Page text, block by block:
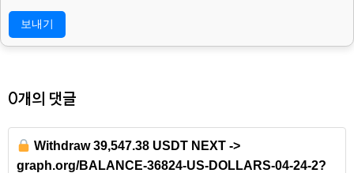
0개의 댓글
Withdraw 39,547.38 USDT NEXT ->
graph.org/BALANCE-36824-US-DOLLARS-04-24-2?